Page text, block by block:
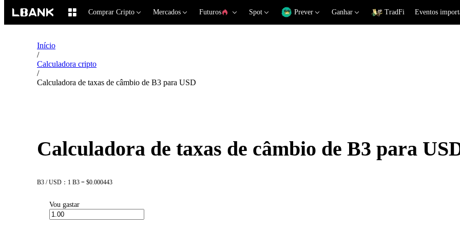
Comprar Cripto Mercados Futuros Spot Prever Ganhar TradFi Eventos
Início
/
Calculadora cripto
/
Calculadora de taxas de câmbio de B3 para USD
Calculadora de taxas de câmbio de B3 para
B3 / USD：1 B3 = $0.000443
Vou gastar